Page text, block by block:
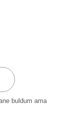
buldum ama